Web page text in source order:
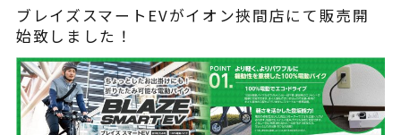
STYLE e-BIKE
電動アシスト自転車
¥225,454（税込¥248,000）
ブレイズスマートEVがイオン挾間店にて販売開
始致しました！